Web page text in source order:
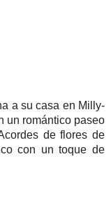
a su casa en Milly-
un romántico paseo
de flores de
con un toque de